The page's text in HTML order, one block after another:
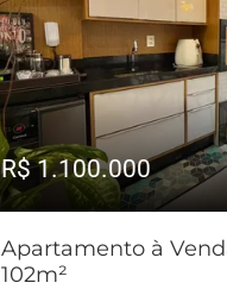
R$ 1.100.000
Apartamento à
102m²